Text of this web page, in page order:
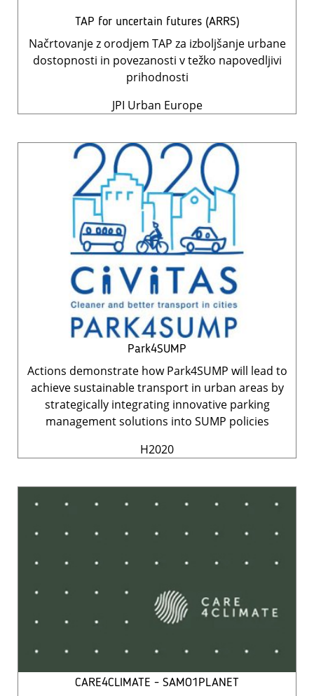
TAP for uncertain futures (ARRS)
Načrtovanje z orodjem TAP za izboljšanje urbane
dostopnosti in povezanosti v težko napovedljivi
prihodnosti
JPI Urban Europe
Park4SUMP
Actions demonstrate how Park4SUMP will lead to
achieve sustainable transport in urban areas by
strategically integrating innovative parking
management solutions into SUMP policies
H2020
CARE4CLIMATE - SAMO1PLANET